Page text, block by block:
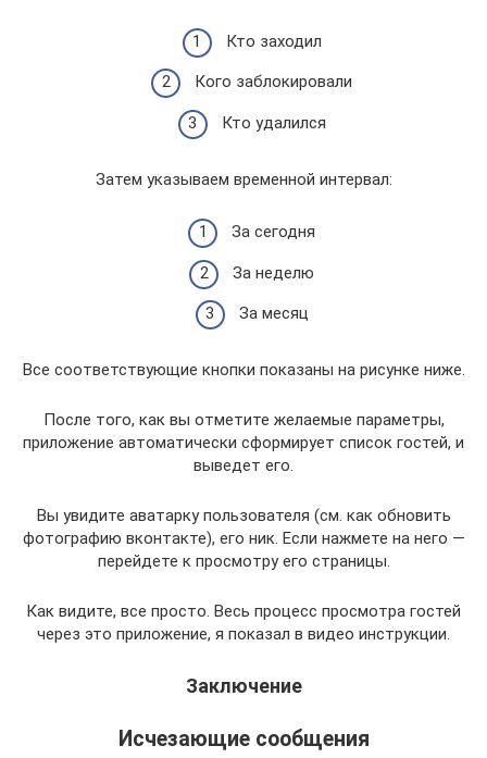
Кто заходил
Кого заблокировали
Кто удалился
Затем указываем временной интервал:
За сегодня
За неделю
За месяц
Все соответствующие кнопки показаны на рисунке ниже.
После того, как вы отметите желаемые параметры,
приложение автоматически сформирует список гостей, и
выведет его.
Вы увидите аватарку пользователя (см. как обновить
фотографию вконтакте), его ник. Если нажмете на него —
перейдете к просмотру его страницы.
Как видите, все просто. Весь процесс просмотра гостей
через это приложение, я показал в видео инструкции.
Заключение
Исчезающие сообщения